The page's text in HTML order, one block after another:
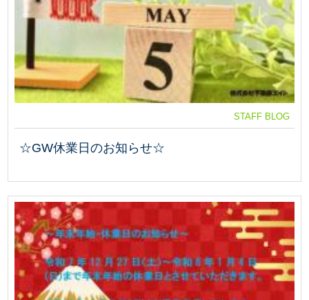
STAFF BLOG
☆GW休業日のお知らせ☆